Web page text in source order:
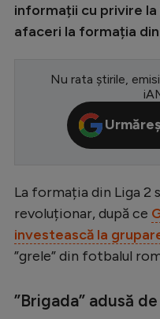
Europa
CM 2026
Premier
Serie A
Bundesliga
Ligue 1
Starurile
informații cu privire
afaceri la formația din
Nu rata știrile,
La formația din Liga 2
revoluționar, după ce
investească la
”grele” din fotbalul
”Brigada” adusă